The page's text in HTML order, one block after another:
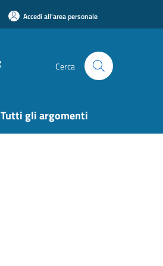
Accedi all'area personale
Cerca
Tutti gli argomenti